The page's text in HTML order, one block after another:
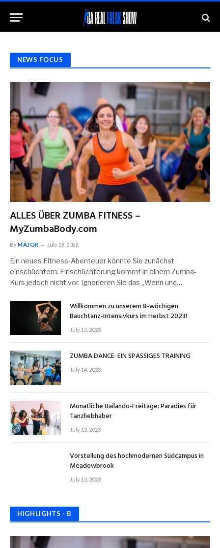
NEWS FOCUS
ALLES ÜBER ZUMBA FITNESS –
MyZumbaBody.com
ByMAJOR July 18, 2023
Ein neues Fitness-Abenteuer könnte Sie zunächst
einschüchtern. Einschüchterung kommt in einem Zumba-
Kurs jedoch nicht vor. Ignorieren Sie das „Wenn und…
Willkommen zu unserem 8-wöchigen
Bauchtanz-Intensivkurs im Herbst 2023!
July 15, 2023
ZUMBA DANCE: EIN SPASSIGES TRAINING
July 14, 2023
Monatliche Bailando-Freitage: Paradies für
Tanzliebhaber
July 13, 2023
Vorstellung des hochmodernen Südcampus in
Meadowbrook
July 13, 2023
HIGHLIGHTS - B